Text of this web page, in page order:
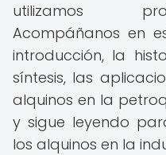
utilizamos
Acompáñanos en
introducción, la
síntesis, las
alquinos en la
y sigue leyendo
los alquinos en la